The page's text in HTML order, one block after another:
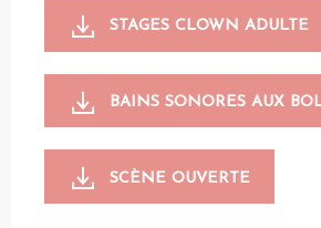
STAGES CLOWN ADULTE
BAINS SONORES AUX
SCÈNE OUVERTE